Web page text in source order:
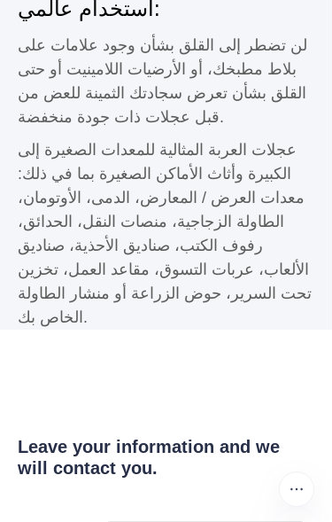
استخدام عالمي:
لن تضطر إلى القلق بشأن وجود علامات على
بلاط مطبخك، أو الأرضيات اللامينيت أو حتى
القلق بشأن تعرض سجادتك الثمينة للعض من
قبل عجلات ذات جودة منخفضة.
عجلات العربة المثالية للمعدات الصغيرة إلى
الكبيرة وأثاث الأماكن الصغيرة بما في ذلك:
معدات العرض / المعارض، الدمى، الأوتومان،
الطاولة الزجاجية، منصات النقل، الحدائق،
رفوف الكتب، صناديق الأحذية، صناديق
الألعاب، عربات التسوق، مقاعد العمل، تخزين
تحت السرير، حوض الزراعة أو منشار الطاولة
الخاص بك.
Leave your information and we
will contact you.